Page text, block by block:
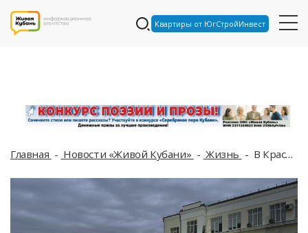
Квартиры от ЮгСтройИнвест
Главная Новости «Живой Кубани» Жизнь В Краснодаре на военных мемориалах включили праздничную подсветку